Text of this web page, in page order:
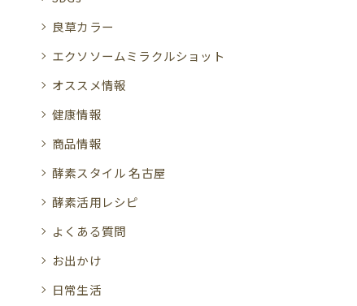
良草カラー
エクソソームミラクルショット
オススメ情報
健康情報
商品情報
酵素スタイル 名古屋
酵素活用レシピ
よくある質問
お出かけ
日常生活